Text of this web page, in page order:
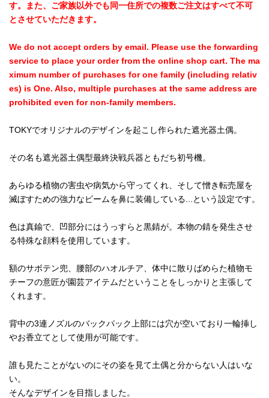
す。また、ご家族以外でも同一住所での複数ご注文はすべて不可
とさせていただきます。
We do not accept orders by email. Please use the forwarding
service to place your order from the online shop cart. The ma
ximum number of purchases for one family (including relativ
es) is One. Also, multiple purchases at the same address are
prohibited even for non-family members.
TOKYでオリジナルのデザインを起こし作られた遮光器土偶。
その名も遮光器土偶型最終決戦兵器ともだち初号機。
あらゆる植物の害虫や病気から守ってくれ、そして憎き転売屋を
滅ぼすための強力なビームを鼻に装備している...という設定です。
色は真鍮で、凹部分にはうっすらと黒錆が。本物の錆を発生させ
る特殊な顔料を使用しています。
額のサボテン兜、腰部のハオルチア、体中に散りばめらた植物モ
チーフの意匠が園芸アイテムだということをしっかりと主張して
くれます。
背中の3連ノズルのバックパック上部には穴が空いており一輪挿し
やお香立てとして使用が可能です。
誰も見たことがないのにその姿を見て土偶と分からない人はいな
い。
そんなデザインを目指しました。